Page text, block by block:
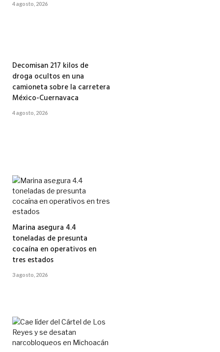
4 agosto, 2026
Decomisan 217 kilos de
droga ocultos en una
camioneta sobre la carretera
México-Cuernavaca
4 agosto, 2026
Marina asegura 4.4
toneladas de presunta
cocaína en operativos en
tres estados
3 agosto, 2026